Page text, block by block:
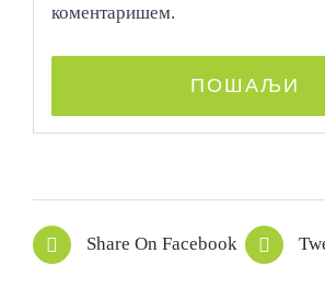
коментаришем.
Share On Facebook